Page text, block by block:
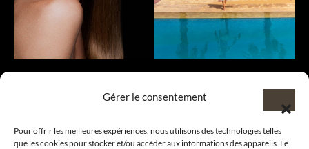
Gérer le consentement
Pour offrir les meilleures expériences, nous utilisons des technologies telles
que les cookies pour stocker et/ou accéder aux informations des appareils. Le